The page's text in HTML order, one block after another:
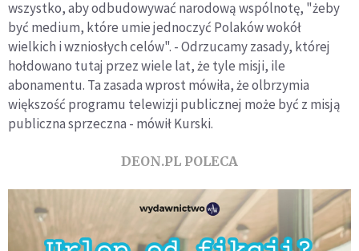
wszystko, aby odbudowywać narodową wspólnotę, "żeby
być medium, które umie jednoczyć Polaków wokół
wielkich i wzniosłych celów". - Odrzucamy zasady, której
hołdowano tutaj przez wiele lat, że tyle misji, ile
abonamentu. Ta zasada wprost mówiła, że olbrzymia
większość programu telewizji publicznej może być z misją
publiczna sprzeczna - mówił Kurski.
DEON.PL POLECA